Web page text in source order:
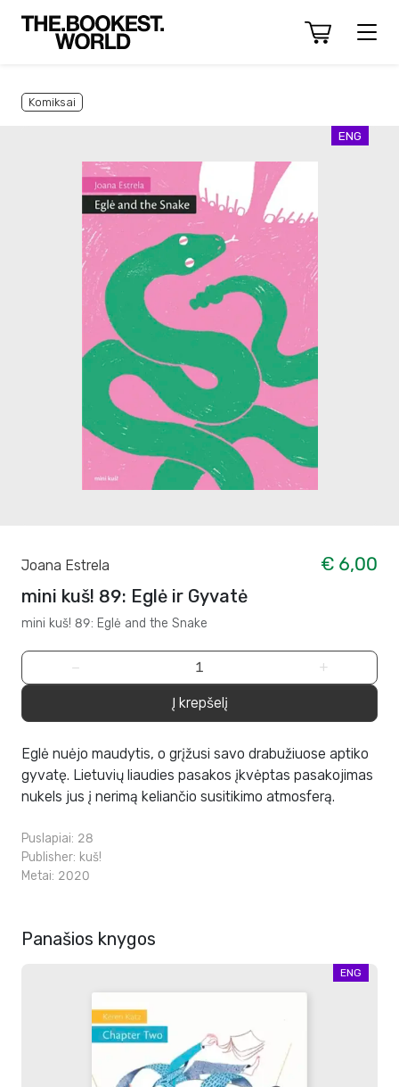
Komiksai
ENG
Joana Estrela
€ 6,00
mini kuš! 89: Eglė ir Gyvatė
mini kuš! 89: Eglė and the Snake
− +
Į krepšelį
Eglė nuėjo maudytis, o grįžusi savo drabužiuose aptiko
gyvatę. Lietuvių liaudies pasakos įkvėptas pasakojimas
nukels jus į nerimą keliančio susitikimo atmosferą.
Puslapiai: 28
Publisher: kuš!
Metai: 2020
Panašios knygos
ENG